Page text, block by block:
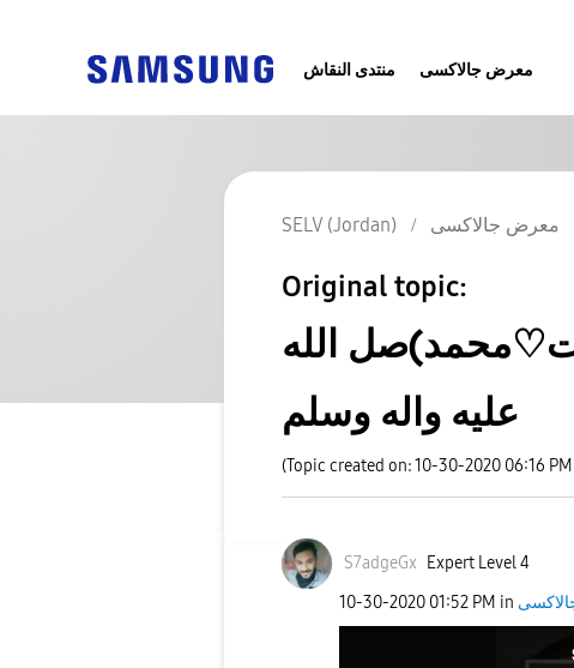
منتدى النقاش معرض جالاكسى
SELV (Jordan) معرض جالاكسى
Original topic:
الله
عليه واله وسلم
(Topic created on: 10-30-2020 06:16
S7adgeGx Expert Level 4
‎10-30-2020 01:52 PM in